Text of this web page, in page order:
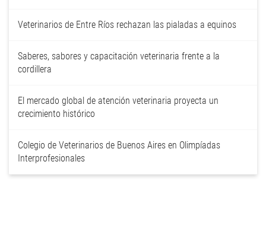
Veterinarios de Entre Ríos rechazan las pialadas a equinos
Saberes, sabores y capacitación veterinaria frente a la
cordillera
El mercado global de atención veterinaria proyecta un
crecimiento histórico
Colegio de Veterinarios de Buenos Aires en Olimpíadas
Interprofesionales